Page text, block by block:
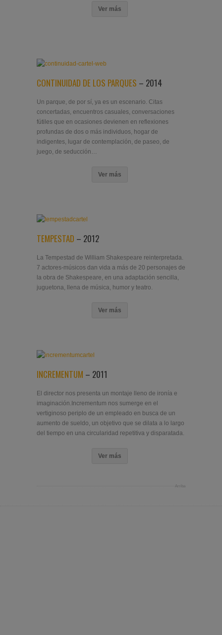
Ver más
CONTINUIDAD DE LOS PARQUES – 2014
Un parque, de por sí, ya es un escenario. Citas
concertadas, encuentros casuales, conversaciones
fútiles que en ocasiones devienen en reflexiones
profundas de dos o más individuos, hogar de
indigentes, lugar de contemplación, de paseo, de
juego, de seducción…
Ver más
TEMPESTAD – 2012
La Tempestad de William Shakespeare reinterpretada.
7 actores-músicos dan vida a más de 20 personajes de
la obra de Shakespeare, en una adaptación sencilla,
juguetona, llena de música, humor y teatro.
Ver más
INCREMENTUM – 2011
El director nos presenta un montaje lleno de ironía e
imaginación.Incrementum nos sumerge en el
vertiginoso periplo de un empleado en busca de un
aumento de sueldo, un objetivo que se dilata a lo largo
del tiempo en una circularidad repetitiva y disparatada.
Ver más
Arriba